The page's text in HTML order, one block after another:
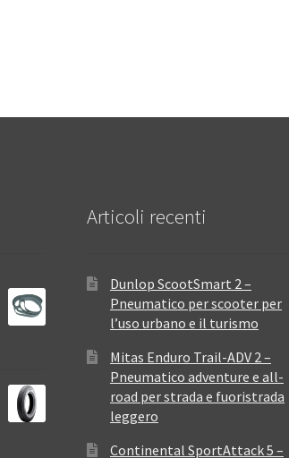
Articoli recenti
Dunlop ScootSmart 2 –
Pneumatico per scooter per
l’uso urbano e il turismo
Mitas Enduro Trail-ADV 2 –
Pneumatico adventure e all-
road per strada e fuoristrada
leggero
Continental SportAttack 5 –